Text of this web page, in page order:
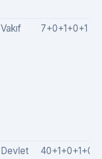
Vakıf 7+0+1+0+1
Devlet 40+1+0+1+0